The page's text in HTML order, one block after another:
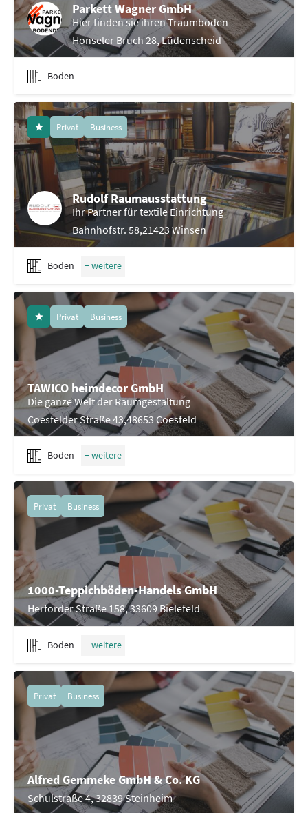
Parkett Wagner GmbH
Hier finden sie ihren Traumboden
Honseler Bruch 28, Lüdenscheid
Boden
Rudolf Raumausstattung
Ihr Partner für textile Einrichtung
Bahnhofstr. 58,21423 Winsen
Privat Business
Boden
TAWICO heimdecor GmbH
Die ganze Welt der Raumgestaltung
Coesfelder Straße 43,48653 Coesfeld
Privat Business
Boden
1000-Teppichböden-Handels GmbH
Herforder Straße 158, 33609 Bielefeld
Privat Business
Boden
Alfred Gemmeke GmbH & Co. KG
Schulstraße 4, 32839 Steinheim
Privat Business